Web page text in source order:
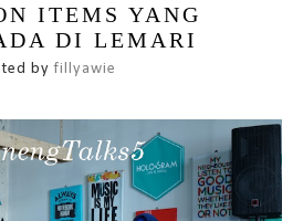
ITEMS YANG
DI LEMARI
byfillyawie